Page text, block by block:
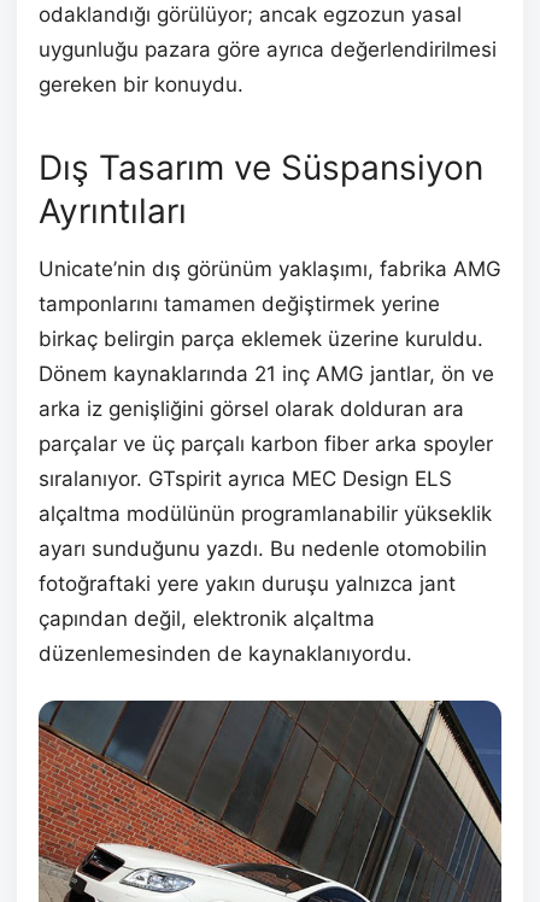
odaklandığı görülüyor; ancak egzozun yasal
uygunluğu pazara göre ayrıca değerlendirilmesi
gereken bir konuydu.
Dış Tasarım ve Süspansiyon
Ayrıntıları
Unicate’nin dış görünüm yaklaşımı, fabrika AMG
tamponlarını tamamen değiştirmek yerine
birkaç belirgin parça eklemek üzerine kuruldu.
Dönem kaynaklarında 21 inç AMG jantlar, ön ve
arka iz genişliğini görsel olarak dolduran ara
parçalar ve üç parçalı karbon fiber arka spoyler
sıralanıyor. GTspirit ayrıca MEC Design ELS
alçaltma modülünün programlanabilir yükseklik
ayarı sunduğunu yazdı. Bu nedenle otomobilin
fotoğraftaki yere yakın duruşu yalnızca jant
çapından değil, elektronik alçaltma
düzenlemesinden de kaynaklanıyordu.